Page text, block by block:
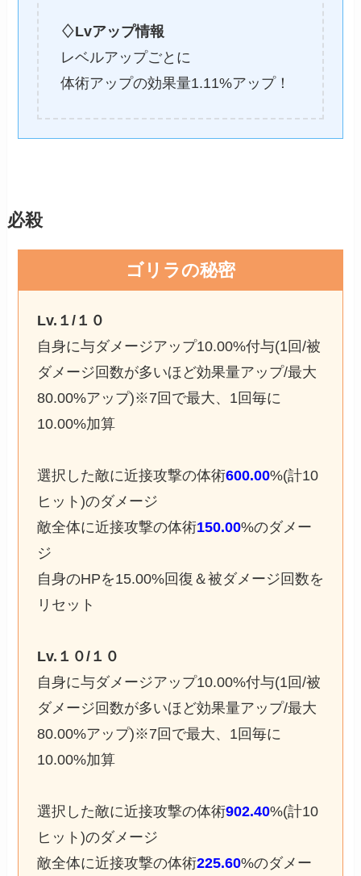
♢Lvアップ情報
レベルアップごとに
体術アップの効果量1.11%アップ！
必殺
ゴリラの秘密
Lv.１/１０
自身に与ダメージアップ10.00%付与(1回/被
ダメージ回数が多いほど効果量アップ/最大
80.00%アップ)※7回で最大、1回毎に
10.00%加算
選択した敵に近接攻撃の体術600.00%(計10
ヒット)のダメージ
敵全体に近接攻撃の体術150.00%のダメー
ジ
自身のHPを15.00%回復＆被ダメージ回数を
リセット
Lv.１０/１０
自身に与ダメージアップ10.00%付与(1回/被
ダメージ回数が多いほど効果量アップ/最大
80.00%アップ)※7回で最大、1回毎に
10.00%加算
選択した敵に近接攻撃の体術902.40%(計10
ヒット)のダメージ
敵全体に近接攻撃の体術225.60%のダメー